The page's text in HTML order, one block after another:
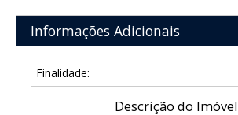
Informações Adicionais
Finalidade:
Descrição do Imóvel